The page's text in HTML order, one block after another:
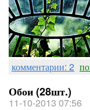
комментарии: 2
Обои (28шт.)
11-10-2013 07:56